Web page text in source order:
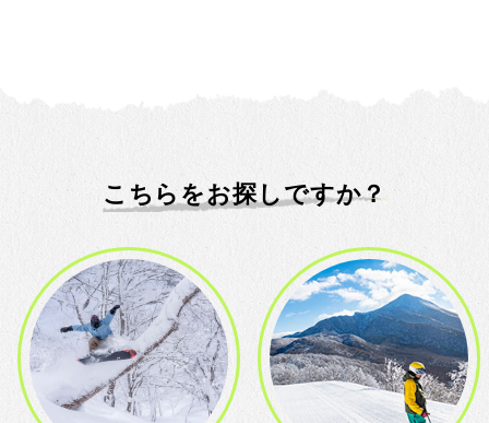
こちらをお探しですか？